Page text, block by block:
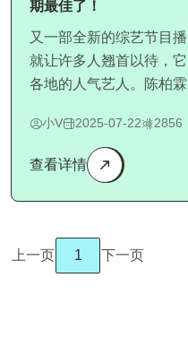
期最佳了！
又一部全新的综艺节目
就让许多人翘首以待，
各地的人气艺人。陈柏
小V 2025-07-22 2856
查看详情
上一页 1 下一页